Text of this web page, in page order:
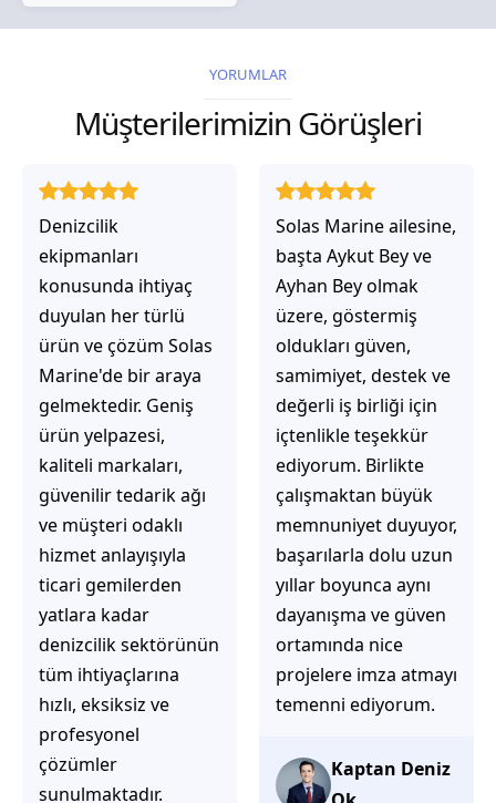
YORUMLAR
Müşterilerimizin Görüşleri
Solas Marine ailesine,
başta Aykut Bey ve
Ayhan Bey olmak
üzere, göstermiş
oldukları güven,
samimiyet, destek ve
değerli iş birliği için
içtenlikle teşekkür
ediyorum. Birlikte
çalışmaktan büyük
memnuniyet duyuyor,
başarılarla dolu uzun
yıllar boyunca aynı
dayanışma ve güven
ortamında nice
projelere imza atmayı
temenni ediyorum.
Kaptan Deniz
Solas Marine ile
çalıştığınızda,
işlerinin gerçekten
çözüm üretmeye
odaklı olduğunu
hemen fark
ediyorsunuz.
İhtiyaçlarınıza hızlı ve
doğru çözümler
sunmaya çalışıyorlar.
Müşteri
memnuniyetini ön
planda tutan
yaklaşımları, ilgili
iletişimleri ve
güvenilir hizmet
anlayışları sayesinde
başarılı bir ekip
olduklarını